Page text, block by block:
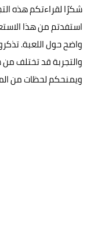
شكرًا لقراءتكم هذه
استفدتم من هذا
واضح حول اللعبة.
والتجربة قد تختلف
ويمنحكم لحظات من